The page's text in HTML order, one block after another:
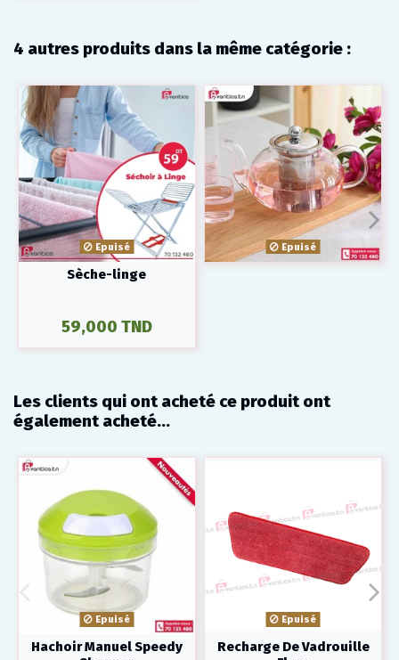
4 autres produits dans la même catégorie :
Epuisé
Sèche-linge
59,000 TND
Epuisé
Les clients qui ont acheté ce produit ont
également acheté...
Epuisé
Hachoir Manuel Speedy
Epuisé
Recharge De Vadrouille